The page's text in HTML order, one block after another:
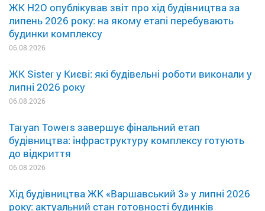
ЖК H2O опублікував звіт про хід будівництва за
липень 2026 року: на якому етапі перебувають
будинки комплексу
06.08.2026
ЖК Sister у Києві: які будівельні роботи виконали у
липні 2026 року
06.08.2026
Taryan Towers завершує фінальний етап
будівництва: інфраструктуру комплексу готують
до відкриття
06.08.2026
Хід будівництва ЖК «Варшавський 3» у липні 2026
року: актуальний стан готовності будинків